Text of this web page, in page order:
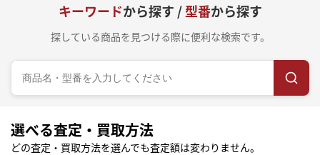
キーワードから探す /型番から探す
探している商品を見つける際に便利な検索です。
選べる査定・買取方法
どの査定・買取方法を選んでも査定額は変わりません。